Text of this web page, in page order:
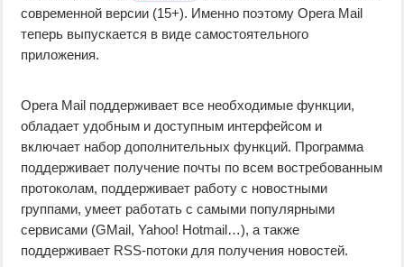
современной версии (15+). Именно поэтому Opera Mail
теперь выпускается в виде самостоятельного
приложения.
Opera Mail поддерживает все необходимые функции,
обладает удобным и доступным интерфейсом и
включает набор дополнительных функций. Программа
поддерживает получение почты по всем востребованным
протоколам, поддерживает работу с новостными
группами, умеет работать с самыми популярными
сервисами (GMail, Yahoo! Hotmail…), а также
поддерживает RSS-потоки для получения новостей.